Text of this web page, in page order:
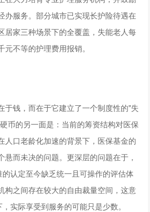
办服务。部分城市已实现长护险待遇在
居家三种场景下的全覆盖，失能老人每
元不等的护理费用报销。
于钱，而在于它建立了一个制度性的"失
币的另一面是：当前的筹资结构对医保
人口老龄化加速的背景下，医保基金的
悬而未决的问题。更深层的问题在于，
认定至今缺乏统一且可操作的评估体
构之间存在较大的自由裁量空间，这意
实际享受到服务的可能只是少数。